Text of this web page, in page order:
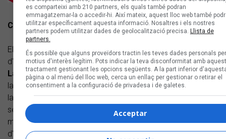
Cooba
El projecte de música urbana deCoobaforma part, també,
d'El Pecado Records. L'artista barcelonina, comKatta
Lana ,KruellaoLa Marlaentre altres músiques, reivindica
la visibilització de les dones artistes. Tanmateix, fa palesa
la necessitat de donar suport a aquelles que comencen els
seus treballs.
va començar la seva trajectòria
musical 5 anys enrere, fent alguns remix amb cançons
d'artistes comZoo,Aspencat,SkrilexoVandal. Un temps
es comparteixi amb 210 partners, els quals també podran
emmagatzemar-la o accedir-hi. Així mateix, aquest lloc web també
utilitzar específicament aquesta informació. Nosaltres i els nostres
partners podem utilitzar dades de geolocalització precisa. Llista de
partners.
És possible que alguns proveïdors tractin les teves dades personals per
motius d'interès legítim. Pots indicar la teva disconformitat amb aquest
tractament gestionant les opcions següents. A la part inferior
pàgina o al menú del lloc web, cerca un enllaç per gestionar o retirar el
consentiment a la configuració de privadesa i de galetes.
Acceptar